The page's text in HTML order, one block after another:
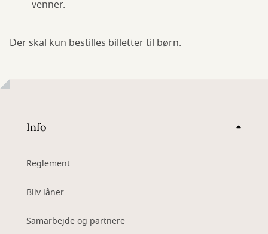
venner.
Der skal kun bestilles billetter til børn.
Info
Reglement
Bliv låner
Samarbejde og partnere